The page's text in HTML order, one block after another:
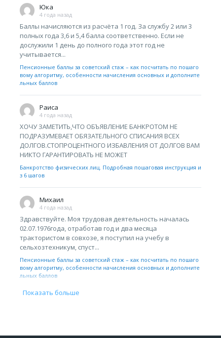
Юка
4 года назад
Баллы начисляются из расчёта 1 год. За службу 2 или 3
полных года 3,6 и 5,4 балла соответственно. Если не
дослужили 1 день до полного года этот год не
учитывается...
Пенсионные баллы за советский стаж – как посчитать по пошаго
вому алгоритму, особенности начисления основных и дополните
льных баллов
Раиса
4 года назад
ХОЧУ ЗАМЕТИТЬ,ЧТО ОБЪЯВЛЕНИЕ БАНКРОТОМ НЕ
ПОДРАЗУМЕВАЕТ ОБЯЗАТЕЛЬНОГО СПИСАНИЯ ВСЕХ
ДОЛГОВ.СТОПРОЦЕНТНОГО ИЗБАВЛЕНИЯ ОТ ДОЛГОВ ВАМ
НИКТО ГАРАНТИРОВАТЬ НЕ МОЖЕТ
Банкротство физических лиц. Подробная пошаговая инструкция и
з 6 шагов
Михаил
4 года назад
Здравствуйте. Моя трудовая деятельность началась
02.07.1976года, отработав год и два месяца
трактористом в совхозе, я поступил на учебу в
сельхозтехникум, спуст...
Пенсионные баллы за советский стаж – как посчитать по пошаго
вому алгоритму, особенности начисления основных и дополните
льных баллов
Показать больше